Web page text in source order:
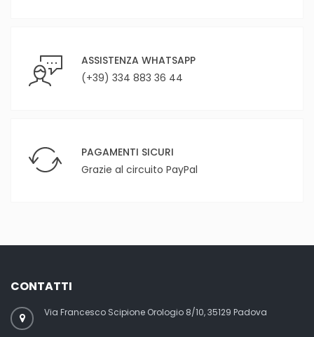
ASSISTENZA WHATSAPP
(+39) 334 883 36 44
PAGAMENTI SICURI
Grazie al circuito PayPal
CONTATTI
Via Francesco Scipione Orologio 8/10, 35129 Padova